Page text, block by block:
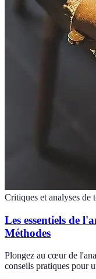
Critiques et analyses de
Les essentiels de
Méthodes
Plongez au cœur de
conseils pratiques pour